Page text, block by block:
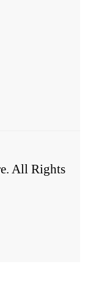
All Rights